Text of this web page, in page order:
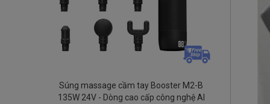
Súng massage cầm tay Booster M2-B
135W 24V - Dòng cao cấp công nghệ AI